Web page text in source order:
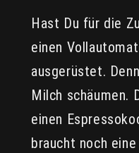
Hast Du für die
einen
ausgerüstet.
Milch schäumen.
einen
braucht noch